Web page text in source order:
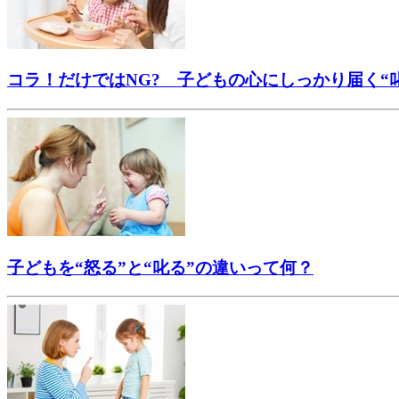
コラ！だけではNG? 子どもの心にしっかり届く“
子どもを“怒る”と“叱る”の違いって何？